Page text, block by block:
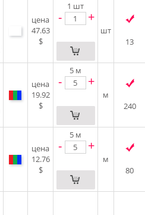
цена
47.63
$
1 шт
- +
шт
13
цена
19.92
$
5 м
- +
м
240
цена
12.76
$
5 м
- +
м
80